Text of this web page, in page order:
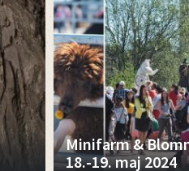
Minifarm &
18.-19. maj 2024